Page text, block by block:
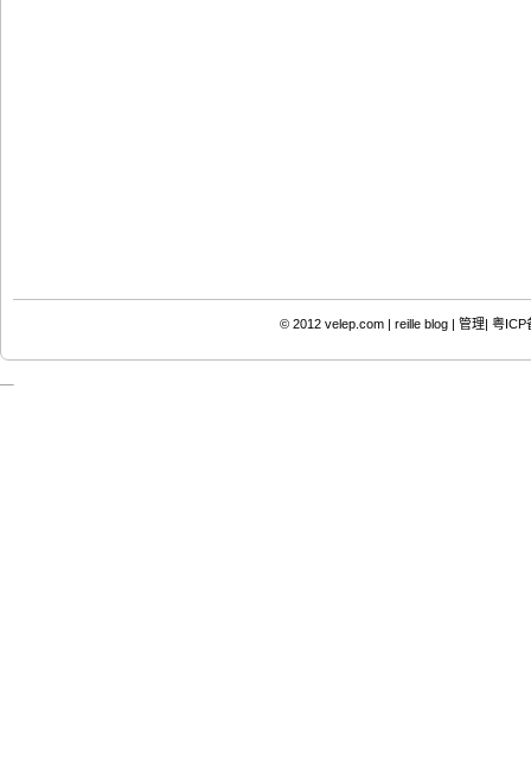
© 2012 velep.com | reille blog| 管理| 粤ICP